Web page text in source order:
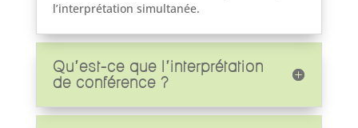
l’interprétation simultanée.
Qu’est-ce que l’interprétation
de conférence ?